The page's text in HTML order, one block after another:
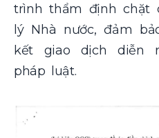
trình thẩm định chặt
lý Nhà nước, đảm
kết giao dịch diễn
pháp luật.